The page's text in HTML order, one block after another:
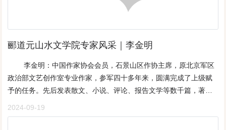
个……巴扎嗨的舞姿！一时情涌，填了一首如梦令《踏春》“三月阳
梦。延续踏青游动。”灵魂回眸，情感一瞬，欢乐献给祖国……武清
南湖湿地，我的第二故乡，以及那个欢乐颂的巴扎嗨！还有……献
了作者在与四川文友的共事中，四川人的挚切与厚重、热情奔放与
事。这些都给作者留下了十分深刻的印象和记忆。散文《竹海的
雨》，则可以看作是作者对四川的自然山川和秀丽景色的一次成功
描写。在这篇散文里，作者一起笔便抒发了自己独特的内心感
受：“这雨不下则已，一下就从凌霄的竹梢上斜梢而下，滤过重重竹
落在我的唇际，不仅无半点厌恶，反觉别有一种甘爽。我不再后悔
呵护它们，还要了它们的性命，这是一种罪过啊。到现在，我也不
它是树，是一株矮小但在我心中高大的树。从此，我将一切树都看
成是救过我命的树。我感恩所有的树。回城参加工作结婚后，我和
妻子在农村找了一间房安家。房前有一株碗口粗的槐树，前一个住
户在树上用铁丝拴了根晾晒绳。我进院第一眼就看到了树的痛苦：
铁丝已经深深地勒进了树皮，树干肿胀了一圈，似乎在拼力摆脱铁
丝的绑缚，树叶耷拉，风吹树干低沉呻吟。它无力地摇动手臂在向
我呼救。我赶忙找来钳子狠狠将铁丝剪断。它舒服了，立刻挺了挺
腰肢，摇着枝叶表示感谢。我的心也舒展开来，拍拍树干说，好好
济大潮中，我却扔掉了旁人眼中的“金饭碗”，考进报社卖文为生，那
笔之际，我的心灵才会感到真正的惬意。对我来说，在一切的艺术
才气，读经、史、传以陶冶情操。只有大量地阅读，才能使作品集
对散文情有独钟。中国文学的传统就是诗歌和散文，散文又是中国
郦道元山水文学院专家风采｜李金明
李金明：中国作家协会会员，石景山区作协主席，原北京军区
政治部文艺创作室专业作家，参军四十多年来，圆满完成了上级赋
予的任务。先后发表散文、小说、评论、报告文学等数千篇，著有
散文集《山的回忆》，中篇小说集《小城三怪》，长篇纪实文学
《陷寇汪洋》《红色高参》《华北军区野战军征战纪实》《黄埔对
2024-09-19